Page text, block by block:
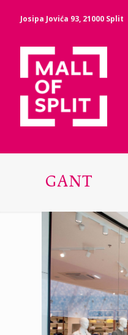
Josipa Jovića 93, 21000 Split
GANT